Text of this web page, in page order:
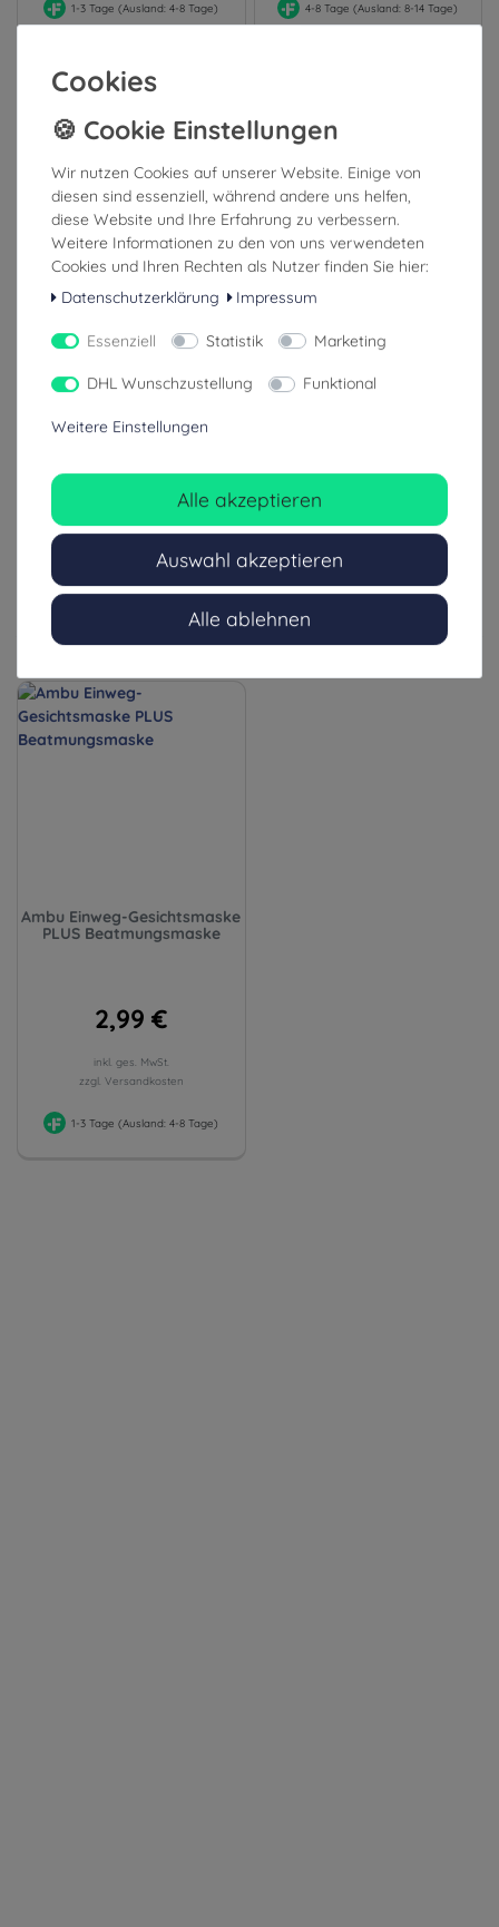
1-3 Tage (Ausland: 4-8 Tage) 4-8 Tage (Ausland: 8-14 Tage)
Einmal-Beatmungsbeutel
75,00 €
zzgl. Versandkosten
Virenfilter ISO-GARD small
Beatmungsfilter
zzgl. Versandkosten
1-3 Tage (Ausland: 4-8 Tage)
Ähnliche Artikel
Ambu Einweg-Gesichtsmaske
PLUS Beatmungsmaske
2,99 €
inkl. ges. MwSt.
zzgl. Versandkosten
1-3 Tage (Ausland: 4-8 Tage)
Cookies
Wir nutzen Cookies auf unserer Website. Einige von
diesen sind essenziell, während andere uns helfen,
diese Website und Ihre Erfahrung zu verbessern.
Weitere Informationen zu den von uns verwendeten
Cookies und Ihren Rechten als Nutzer finden Sie hier:
Datenschutzerklärung
Impressum
Essenziell Statistik Marketing
DHL Wunschzustellung Funktional
Weitere Einstellungen
Alle akzeptieren
Auswahl akzeptieren
Alle ablehnen